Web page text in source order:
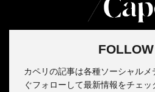
カペリの記事は各種ソーシャル
ぐフォローして最新情報をチェッ